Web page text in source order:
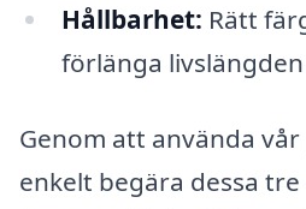
Hållbarhet: Rätt
förlänga
Genom att använda
enkelt begära dessa